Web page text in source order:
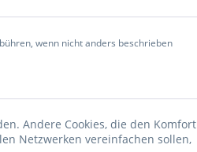
wenn nicht anders beschrieben
Andere Cookies, die den
Netzwerken vereinfachen sollen,